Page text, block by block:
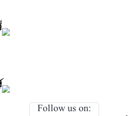
Follow us on: